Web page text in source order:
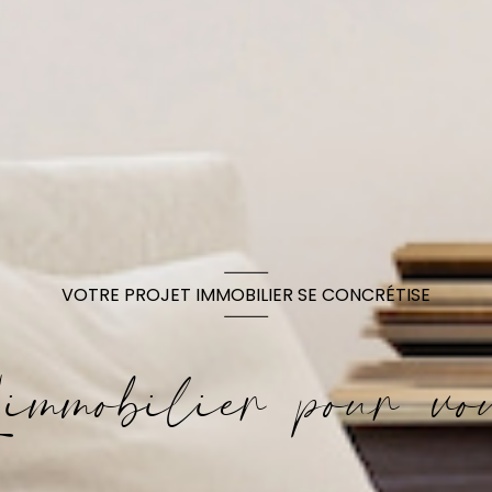
VOTRE PROJET IMMOBILIER SE CONCRÉTISE
pour